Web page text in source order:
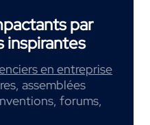
par
inspirantes
en entreprise
assemblées
forums,